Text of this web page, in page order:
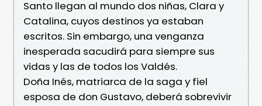
Santo llegan al mundo dos niñas, Clara y
Catalina, cuyos destinos ya estaban
escritos. Sin embargo, una venganza
inesperada sacudirá para siempre sus
vidas y las de todos los Valdés.
Doña Inés, matriarca de la saga y fiel
esposa de don Gustavo, deberá sobrevivir